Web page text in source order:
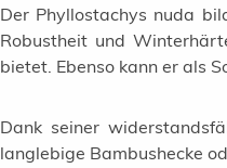
Der Phyllostachys nuda
Robustheit und
bietet. Ebenso kann er als
Dank seiner
langlebige Bambushecke